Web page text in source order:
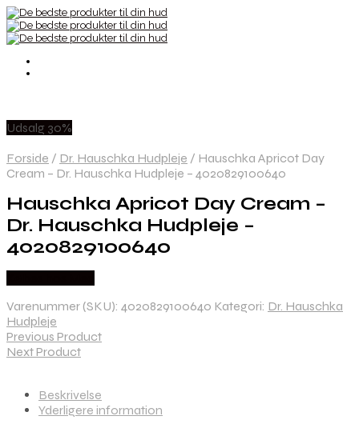
Udsalg 30%
Forside / Dr. Hauschka Hudpleje / Hauschka Apricot Day
Cream – Dr. Hauschka Hudpleje – 4020829100640
Hauschka Apricot Day Cream –
Dr. Hauschka Hudpleje –
4020829100640
Varenummer (SKU): 4020829100640 Kategori: Dr. Hauschka
Hudpleje
Previous Product
Next Product
Beskrivelse
Yderligere information